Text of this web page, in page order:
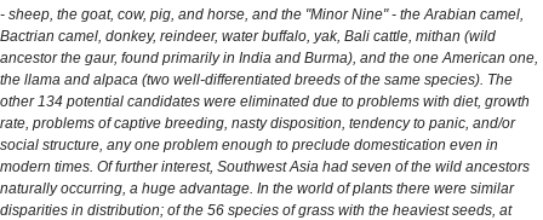
- sheep, the goat, cow, pig, and horse, and the "Minor Nine" - the Arabian camel,
Bactrian camel, donkey, reindeer, water buffalo, yak, Bali cattle, mithan (wild
ancestor the gaur, found primarily in India and Burma), and the one American one,
the llama and alpaca (two well-differentiated breeds of the same species). The
other 134 potential candidates were eliminated due to problems with diet, growth
rate, problems of captive breeding, nasty disposition, tendency to panic, and/or
social structure, any one problem enough to preclude domestication even in
modern times. Of further interest, Southwest Asia had seven of the wild ancestors
naturally occurring, a huge advantage. In the world of plants there were similar
disparities in distribution; of the 56 species of grass with the heaviest seeds, at